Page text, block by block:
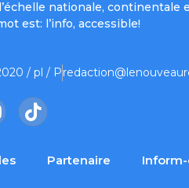
nationale,
est: l’info, accessible!
/ pl / P
TikTok
Partenaire